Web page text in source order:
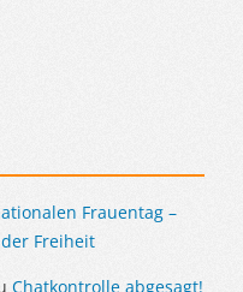
Frauentag –
Freiheit
Chatkontrolle abgesagt!